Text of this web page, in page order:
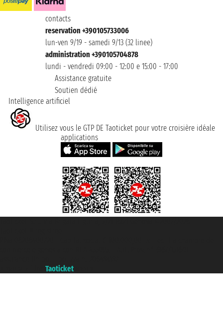
contacts
reservation +390105733006
lun-ven 9/19 - samedi 9/13 (32 linee)
administration +390105704878
lundi - vendredi 09:00 - 12:00 e 15:00 - 17:00
Assistance gratuite
Soutien dédié
Intelligence artificiel
Utilisez vous le GTP DE Taoticket pour votre croisière idéale
applications
Taoticket